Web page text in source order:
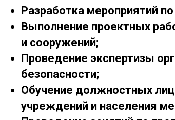
Разработка мероприятий
Выполнение проектных
и сооружений;
Проведение экспертизы
безопасности;
Обучение должностных лиц
учреждений и населения